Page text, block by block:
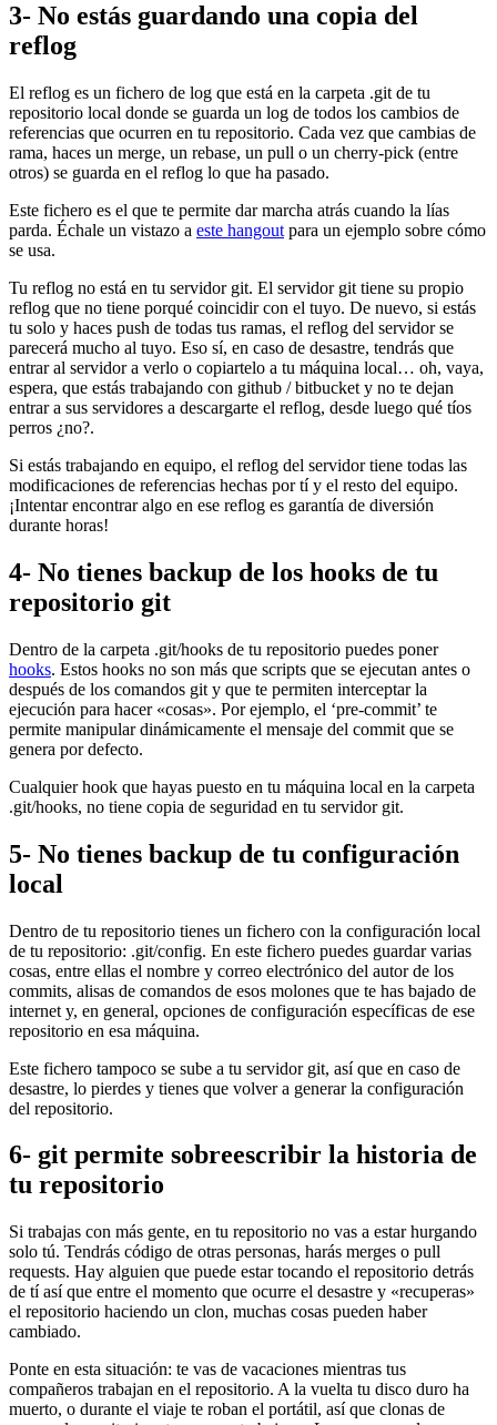
3- No estás guardando una copia del
reflog
El reflog es un fichero de log que está en la carpeta .git de tu
repositorio local donde se guarda un log de todos los cambios de
referencias que ocurren en tu repositorio. Cada vez que cambias de
rama, haces un merge, un rebase, un pull o un cherry-pick (entre
otros) se guarda en el reflog lo que ha pasado.
Este fichero es el que te permite dar marcha atrás cuando la lías
parda. Échale un vistazo a este hangout para un ejemplo sobre cómo
se usa.
Tu reflog no está en tu servidor git. El servidor git tiene su propio
reflog que no tiene porqué coincidir con el tuyo. De nuevo, si estás
tu solo y haces push de todas tus ramas, el reflog del servidor se
parecerá mucho al tuyo. Eso sí, en caso de desastre, tendrás que
entrar al servidor a verlo o copiartelo a tu máquina local… oh, vaya,
espera, que estás trabajando con github / bitbucket y no te dejan
entrar a sus servidores a descargarte el reflog, desde luego qué tíos
perros ¿no?.
Si estás trabajando en equipo, el reflog del servidor tiene todas las
modificaciones de referencias hechas por tí y el resto del equipo.
¡Intentar encontrar algo en ese reflog es garantía de diversión
durante horas!
4- No tienes backup de los hooks de tu
repositorio git
Dentro de la carpeta .git/hooks de tu repositorio puedes poner
hooks. Estos hooks no son más que scripts que se ejecutan antes o
después de los comandos git y que te permiten interceptar la
ejecución para hacer «cosas». Por ejemplo, el ‘pre-commit’ te
permite manipular dinámicamente el mensaje del commit que se
genera por defecto.
Cualquier hook que hayas puesto en tu máquina local en la carpeta
.git/hooks, no tiene copia de seguridad en tu servidor git.
5- No tienes backup de tu configuración
local
Dentro de tu repositorio tienes un fichero con la configuración local
de tu repositorio: .git/config. En este fichero puedes guardar varias
cosas, entre ellas el nombre y correo electrónico del autor de los
commits, alisas de comandos de esos molones que te has bajado de
internet y, en general, opciones de configuración específicas de ese
repositorio en esa máquina.
Este fichero tampoco se sube a tu servidor git, así que en caso de
desastre, lo pierdes y tienes que volver a generar la configuración
del repositorio.
6- git permite sobreescribir la historia de
tu repositorio
Si trabajas con más gente, en tu repositorio no vas a estar hurgando
solo tú. Tendrás código de otras personas, harás merges o pull
requests. Hay alguien que puede estar tocando el repositorio detrás
de tí así que entre el momento que ocurre el desastre y «recuperas»
el repositorio haciendo un clon, muchas cosas pueden haber
cambiado.
Ponte en esta situación: te vas de vacaciones mientras tus
compañeros trabajan en el repositorio. A la vuelta tu disco duro ha
muerto, o durante el viaje te roban el portátil, así que clonas de